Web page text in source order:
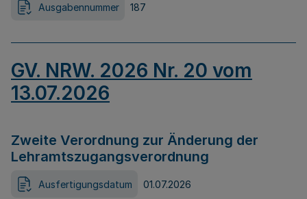
Ausgabennummer 187
GV. NRW. 2026 Nr. 20 vom
13.07.2026
Zweite Verordnung zur Änderung der
Lehramtszugangsverordnung
Ausfertigungsdatum 01.07.2026